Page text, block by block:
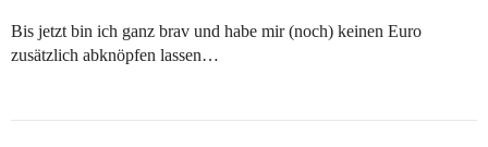
Bis jetzt bin ich ganz brav und habe mir (noch) keinen Euro
zusätzlich abknöpfen lassen…